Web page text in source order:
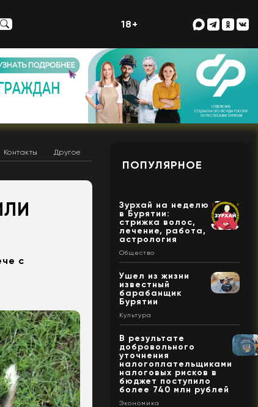
18+
Контакты Другое
с
ПОПУЛЯРНОЕ
Зурхай на неделю
в Бурятии:
стрижка волос,
лечение, работа,
астрология
Общество
Ушел из жизни
известный
барабанщик
Бурятии
Культура
В результате
добровольного
уточнения
налогоплательщиками
налоговых рисков в
бюджет поступило
более 740 млн рублей
Экономика